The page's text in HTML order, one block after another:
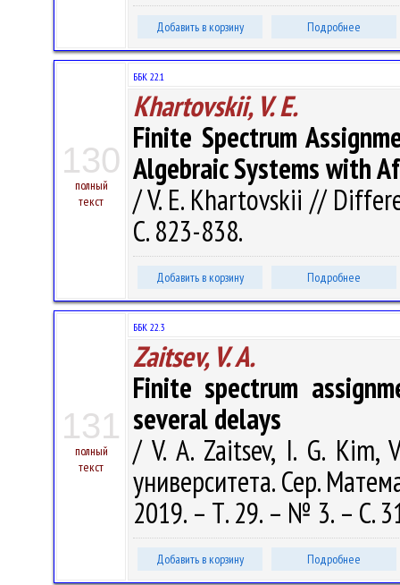
Добавить в корзину Подробнее
130
полный
текст
ББК 22.1
Khartovskii, V. E.
Finite Spectrum
Algebraic Systems with
/ V. E. Khartovskii //
С. 823-838.
Добавить в корзину Подробнее
131
полный
текст
ББК 22.3
Zaitsev, V. A.
Finite spectrum
several delays
/ V. A. Zaitsev, I. G. Kim,
университета. Сер.
2019. – Т. 29. – № 3. – С.
Добавить в корзину Подробнее